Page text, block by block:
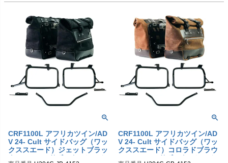
CRF1100L アフリカツイン/AD
V 24- Cult サイドバッグ（ワッ
クススエード）ジェットブラッ
ク 40L-50L+サポートフレーム
CRF1100L アフリカツイン/AD
V 24- Cult サイドバッグ（ワッ
クススエード）コロラドブラウ
ン 40L-50L+サポートフレーム